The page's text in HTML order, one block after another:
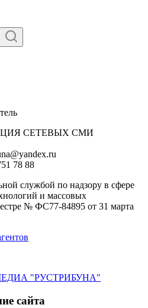
СЕТЕВЫХ СМИ
78 88
службой по надзору в сфере
и массовых
№ ФС77-84895 от 31 марта
"РУСТРИБУНА"
сайта